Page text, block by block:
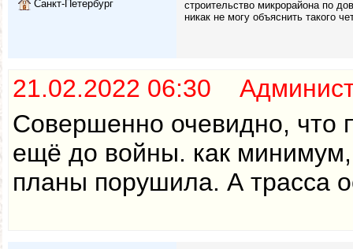
Санкт-Петербург
строительство микрорайона по
никак не могу объяснить такого
21.02.2022 06:30
Совершенно очевидно, что
ещё до войны. как минимум,
планы порушила. А трасса